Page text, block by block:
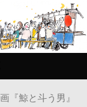
『鯨と斗う男』